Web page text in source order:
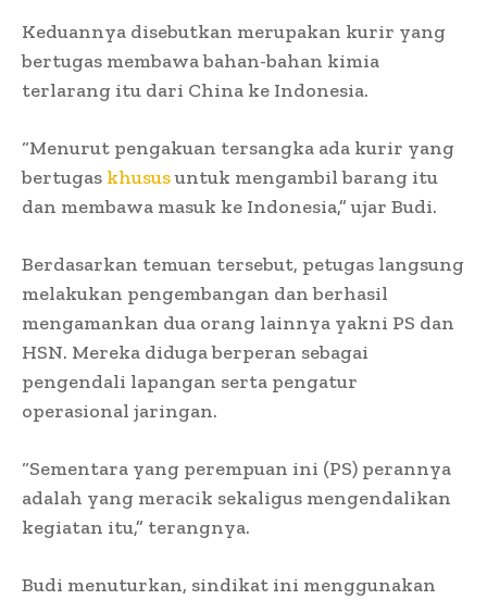
Keduannya disebutkan merupakan kurir yang
bertugas membawa bahan-bahan kimia
terlarang itu dari China ke Indonesia.
“Menurut pengakuan tersangka ada kurir yang
bertugas khususuntuk mengambil barang itu
dan membawa masuk ke Indonesia,” ujar Budi.
Berdasarkan temuan tersebut, petugas langsung
melakukan pengembangan dan berhasil
mengamankan dua orang lainnya yakni PS dan
HSN. Mereka diduga berperan sebagai
pengendali lapangan serta pengatur
operasional jaringan.
“Sementara yang perempuan ini (PS) perannya
adalah yang meracik sekaligus mengendalikan
kegiatan itu,” terangnya.
Budi menuturkan, sindikat ini menggunakan